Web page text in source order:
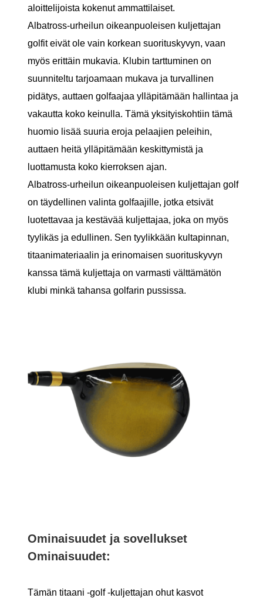
aloittelijoista kokenut ammattilaiset.
Albatross-urheilun oikeanpuoleisen kuljettajan
golfit eivät ole vain korkean suorituskyvyn, vaan
myös erittäin mukavia. Klubin tarttuminen on
suunniteltu tarjoamaan mukava ja turvallinen
pidätys, auttaen golfaajaa ylläpitämään hallintaa ja
vakautta koko keinulla. Tämä yksityiskohtiin tämä
huomio lisää suuria eroja pelaajien peleihin,
auttaen heitä ylläpitämään keskittymistä ja
luottamusta koko kierroksen ajan.
Albatross-urheilun oikeanpuoleisen kuljettajan golf
on täydellinen valinta golfaajille, jotka etsivät
luotettavaa ja kestävää kuljettajaa, joka on myös
tyylikäs ja edullinen. Sen tyylikkään kultapinnan,
titaanimateriaalin ja erinomaisen suorituskyvyn
kanssa tämä kuljettaja on varmasti välttämätön
klubi minkä tahansa golfarin pussissa.
Ominaisuudet ja sovellukset
Ominaisuudet:
Tämän titaani -golf -kuljettajan ohut kasvot